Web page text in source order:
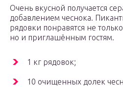
Очень вкусной получается
добавлением чеснока.
рядовки понравятся не
но и приглашённым гостям.
1 кг рядовок;
10 очищенных долек